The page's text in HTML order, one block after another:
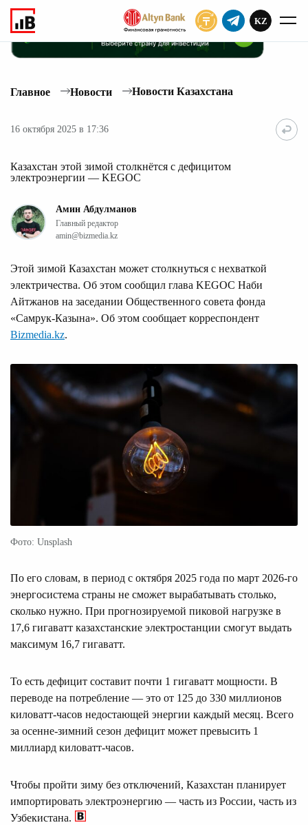
KZ
Главное Новости Новости Казахстана
16 октября 2025 в 17:36
Казахстан этой зимой столкнётся с дефицитом
электроэнергии — KEGOC
Амин Абдулманов
Главный редактор
amin@bizmedia.kz
Этой зимой Казахстан может столкнуться с нехваткой
электричества. Об этом сообщил глава KEGOC Наби
Айтжанов на заседании Общественного совета фонда
«Самрук-Казына». Об этом сообщает корреспондент
Bizmedia.kz.
Фото: Unsplash
По его словам, в период с октября 2025 года по март 2026-го
энергосистема страны не сможет вырабатывать столько,
сколько нужно. При прогнозируемой пиковой нагрузке в
17,6 гигаватт казахстанские электростанции смогут выдать
максимум 16,7 гигаватт.
То есть дефицит составит почти 1 гигаватт мощности. В
переводе на потребление — это от 125 до 330 миллионов
киловатт-часов недостающей энергии каждый месяц. Всего
за осенне-зимний сезон дефицит может превысить 1
миллиард киловатт-часов.
Чтобы пройти зиму без отключений, Казахстан планирует
импортировать электроэнергию — часть из России, часть из
Узбекистана.